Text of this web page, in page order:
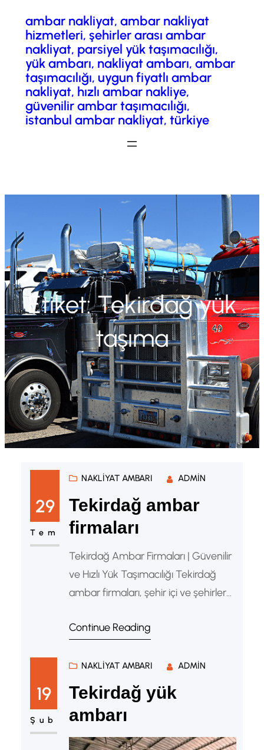
İçeriğeambar nakliyat, ambar nakliyat
hizmetleri, şehirler arası ambar
nakliyat, parsiyel yük taşımacılığı,
yük ambarı, nakliyat ambarı, ambar
taşımacılığı, uygun fiyatlı ambar
nakliyat, hızlı ambar nakliye,
güvenilir ambar taşımacılığı,
istanbul ambar nakliyat, türkiye
Etiket:Tekirdağ yük
taşıma
29
Tem
NAKLIYAT AMBARI ADMIN
Tekirdağ ambar
firmaları
Tekirdağ Ambar Firmaları | Güvenilir
ve Hızlı Yük Taşımacılığı Tekirdağ
ambar firmaları, şehir içi ve şehirler
güvenli ve hızlı çözümler sunan
üretiminin yoğun olduğu Çorlu,
Çerkezköy, Ergene, Kapaklı,
Süleymanpaşa, Hayrabolu, Malkara,
Muratlı ve Marmaraereğlisi gibi
ilçelerde faaliyet gösteren ambar
Continue Reading
19
Şub
NAKLIYAT AMBARI ADMIN
Tekirdağ yük
ambarı